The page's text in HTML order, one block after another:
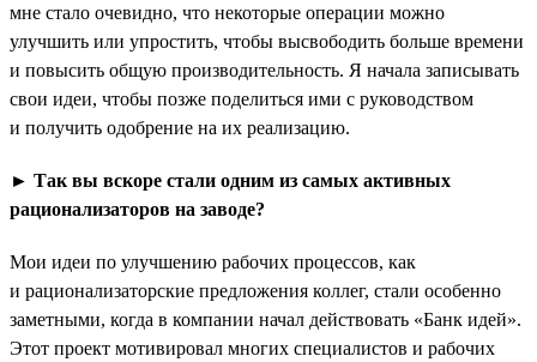
мне стало очевидно, что некоторые операции можно
улучшить или упростить, чтобы высвободить больше времени
и повысить общую производительность. Я начала записывать
свои идеи, чтобы позже поделиться ими с руководством
и получить одобрение на их реализацию.
► Так вы вскоре стали одним из самых активных
рационализаторов на заводе?
Мои идеи по улучшению рабочих процессов, как
и рационализаторские предложения коллег, стали особенно
заметными, когда в компании начал действовать «Банк идей».
Этот проект мотивировал многих специалистов и рабочих